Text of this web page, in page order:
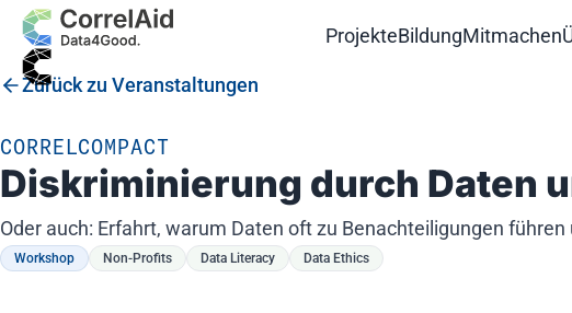
ProjekteBildungMitmachen
Zurück zu Veranstaltungen
CORRELCOMPACT
Diskriminierung durch Daten
Oder auch: Erfahrt, warum Daten oft zu Benachteiligungen
Workshop Non-Profits Data Literacy Data Ethics